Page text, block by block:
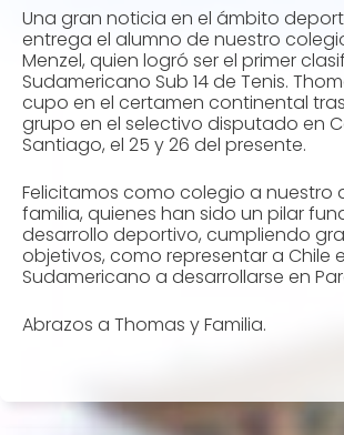
Una gran noticia en el ámbito
entrega el alumno de nuestro
Menzel, quien logró ser el primer
Sudamericano Sub 14 de Tenis.
cupo en el certamen continental
grupo en el selectivo disputado en
Santiago, el 25 y 26 del presente.
Felicitamos como colegio a nuestro
familia, quienes han sido un pilar
desarrollo deportivo, cumpliendo
objetivos, como representar a Chile
Sudamericano a desarrollarse en
Abrazos a Thomas y Familia.